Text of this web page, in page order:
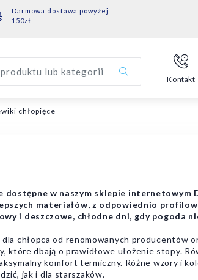
Darmowa dostawa powyżej
150zł
lub kategorii
Kontakt
chłopięce
dostępne w naszym sklepie
materiałów, z odpowiednio
i deszczowe, chłodne dni, gdy pogoda
chłopca od renomowanych producentów
które dbają o prawidłowe ułożenie stopy.
komfort termiczny. Różne wzory i
jak i dla starszaków.